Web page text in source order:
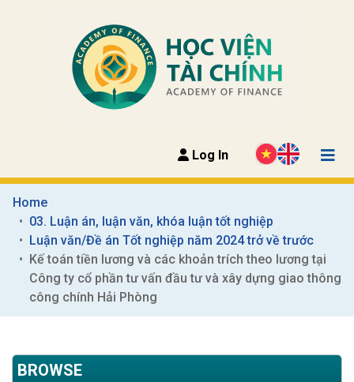
Log In
Home
03. Luận án, luận văn, khóa luận tốt nghiệp
Luận văn/Đề án Tốt nghiệp năm 2024 trở về trước
Kế toán tiền lương và các khoản trích theo lương tại
Công ty cổ phần tư vấn đầu tư và xây dựng giao thông
công chính Hải Phòng
BROWSE